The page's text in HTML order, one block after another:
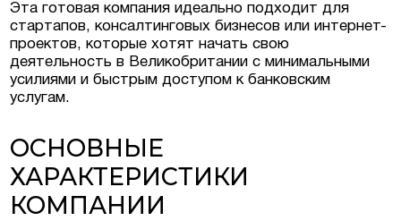
Эта готовая компания идеально подходит для
стартапов, консалтинговых бизнесов или интернет-
проектов, которые хотят начать свою
деятельность в Великобритании с минимальными
усилиями и быстрым доступом к банковским
услугам.
ОСНОВНЫЕ
ХАРАКТЕРИСТИКИ
КОМПАНИИ